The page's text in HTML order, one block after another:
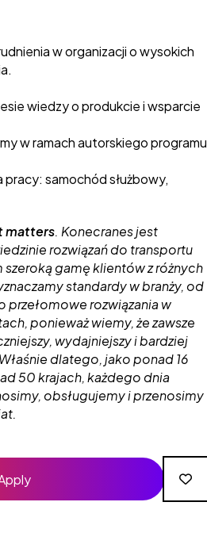
w organizacji o wysokich
wiedzy o produkcie i wsparcie
w ramach autorskiego programu
samochód służbowy,
matters. Konecranes jest
rozwiązań do transportu
gamę klientów z różnych
standardy w branży, od
przełomowe rozwiązania w
ponieważ wiemy, że zawsze
wydajniejszy i bardziej
dlatego, jako ponad 16
50 krajach, każdego dnia
obsługujemy i przenosimy